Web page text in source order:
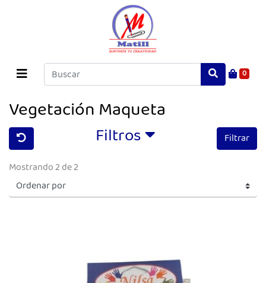
0
Vegetación Maqueta
Filtros
Filtrar
Mostrando 2 de 2